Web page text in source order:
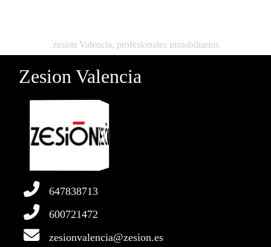
zesion Valencia, profesionales inmobiliarios
Zesion Valencia
647838713
600721472
zesionvalencia@zesion.es